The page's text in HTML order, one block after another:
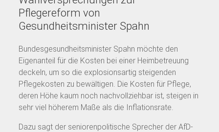
Pflegereform von
Gesundheitsminister Spahn
Bundesgesundheitsminister Spahn möchte den
Eigenanteil für die Kosten bei einer Heimbetreuung
deckeln, um so die explosionsartig steigenden
Pflegekosten zu bewältigen. Die Kosten für Pflege,
deren Höhe kaum noch nachvollziehbar ist, steigen in
sehr viel höherem Maße als die Inflationsrate.
Dazu sagt der seniorenpolitische Sprecher der AfD-